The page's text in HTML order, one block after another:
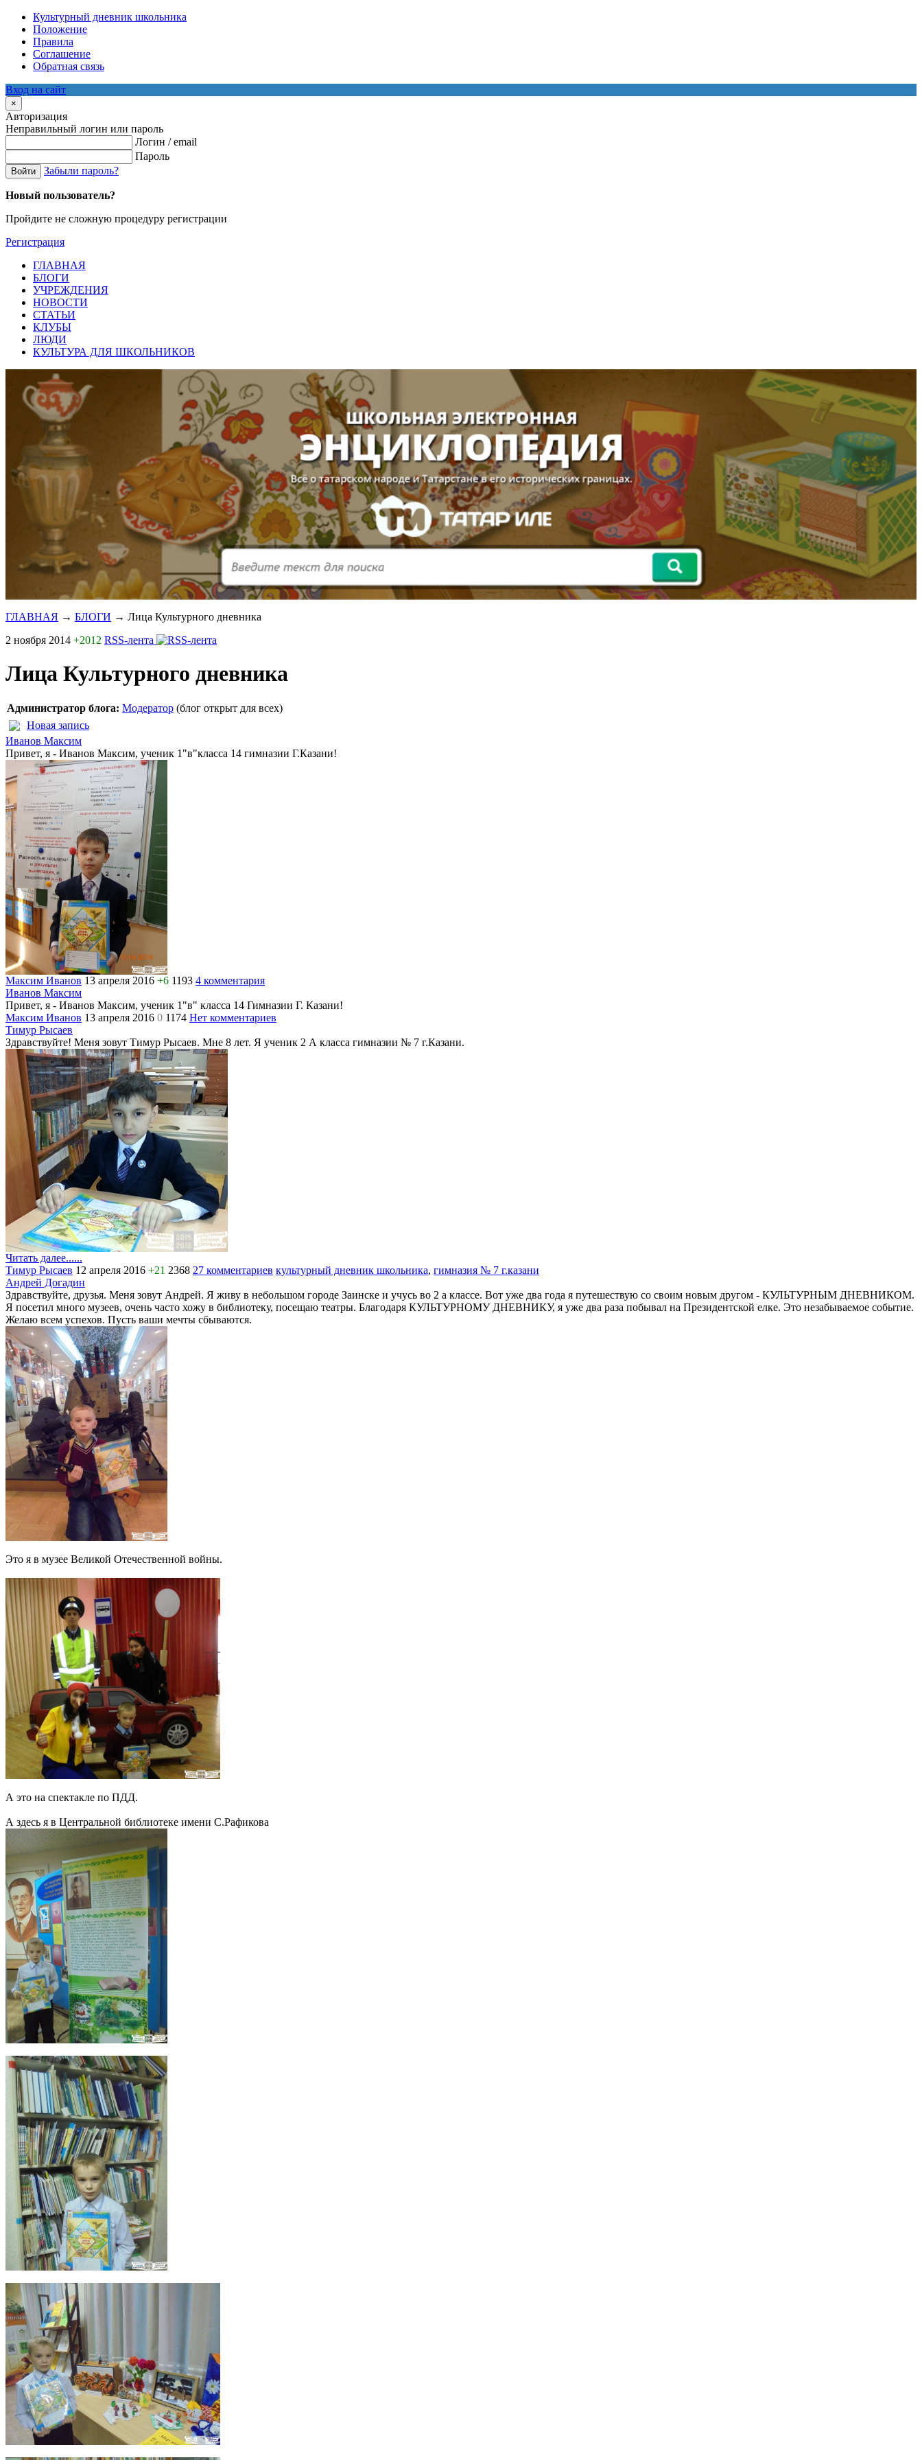
Культурный дневник школьника
Положение
Правила
Соглашение
Обратная связь
Вход на сайт
×
Авторизация
Неправильный логин или пароль
Логин / email
Пароль
Войти Забыли пароль?
Новый пользователь?
Пройдите не сложную процедуру регистрации
Регистрация
ГЛАВНАЯ
БЛОГИ
УЧРЕЖДЕНИЯ
НОВОСТИ
СТАТЬИ
КЛУБЫ
ЛЮДИ
КУЛЬТУРА ДЛЯ ШКОЛЬНИКОВ
ГЛАВНАЯ → БЛОГИ → Лица Культурного дневника
2 ноября 2014 +2012 RSS-лента
Лица Культурного дневника
Администратор блога: Модератор (блог открыт для всех)
Новая запись
Иванов Максим
Привет, я - Иванов Максим, ученик 1"в"класса 14 гимназии Г.Казани!
Максим Иванов 13 апреля 2016 +6 1193 4 комментария
Иванов Максим
Привет, я - Иванов Максим, ученик 1"в" класса 14 Гимназии Г. Казани!
Максим Иванов 13 апреля 2016 0 1174 Нет комментариев
Тимур Рысаев
Здравствуйте! Меня зовут Тимур Рысаев. Мне 8 лет. Я ученик 2 А класса гимназии № 7 г.Казани.
Читать далее......
Тимур Рысаев 12 апреля 2016 +21 2368 27 комментариев культурный дневник школьника, гимназия № 7 г.казани
Андрей Догадин
Здравствуйте, друзья. Меня зовут Андрей. Я живу в небольшом городе Заинске и учусь во 2 а классе. Вот уже два года я путешествую со своим новым другом - КУЛЬТУРНЫМ ДНЕВНИКОМ.
Я посетил много музеев, очень часто хожу в библиотеку, посещаю театры. Благодаря КУЛЬТУРНОМУ ДНЕВНИКУ, я уже два раза побывал на Президентской елке. Это незабываемое событие.
Желаю всем успехов. Пусть ваши мечты сбываются.
Это я в музее Великой Отечественной войны.
А это на спектакле по ПДД.
А здесь я в Центральной библиотеке имени С.Рафикова